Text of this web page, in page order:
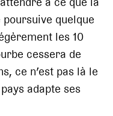
quelque
les 10
cessera de
ce n’est pas là le
adapte ses